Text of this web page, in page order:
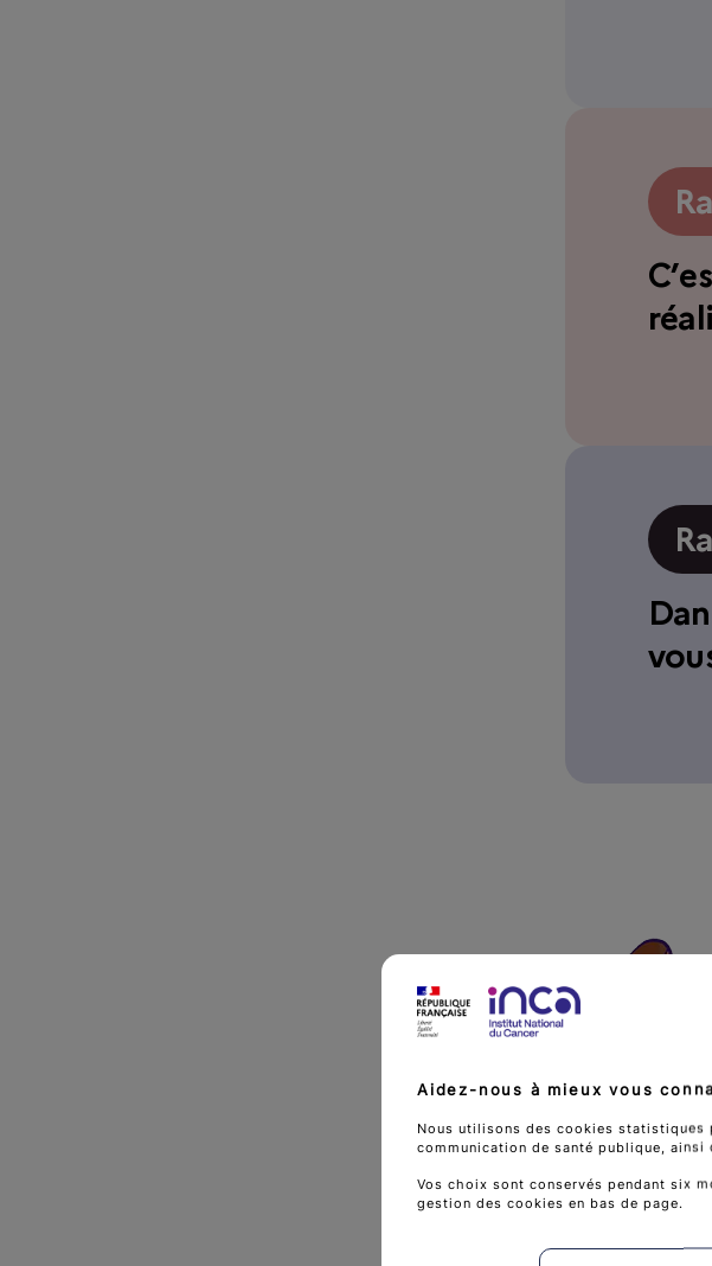
Aidez-nous à mieux vous
Nous utilisons des cookies statistiques
communication de santé publique, ainsi
Vos choix sont conservés pendant six
gestion des cookies en bas de page.